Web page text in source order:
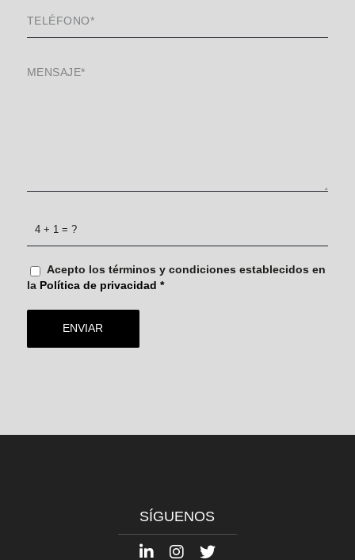
4 + 1 = ?
Acepto los términos y condiciones establecidos en
la Política de privacidad *
SÍGUENOS